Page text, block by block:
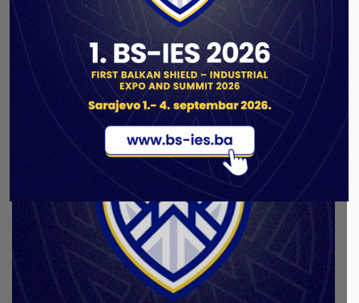
As a government authorized defense industry
concern,Unis GROUPis the leading exporter of weapons
and military equipment in Bosnia and Herzegovina.